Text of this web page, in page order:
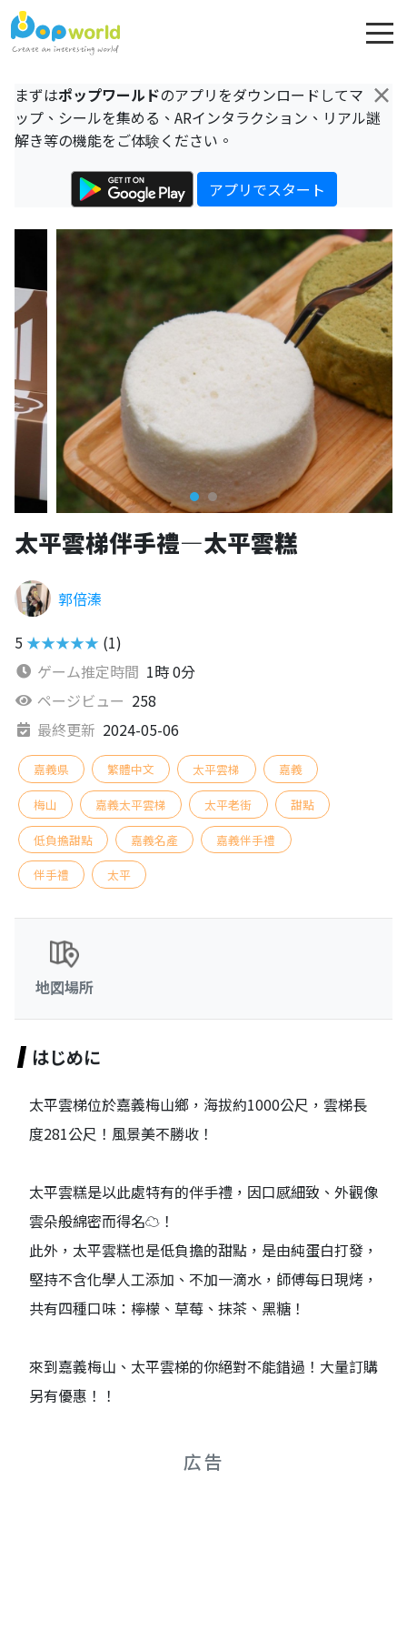
×
まずはポップワールドのアプリをダウンロードしてマ
ップ、シールを集める、ARインタラクション、リアル謎
解き等の機能をご体験ください。
アプリでスタート
太平雲梯伴手禮—太平雲糕
郭倍溱
5 ★★★★★ (1)
ゲーム推定時間 1時 0分
ページビュー 258
最終更新 2024-05-06
嘉義県 繁體中文 太平雲梯 嘉義
梅山 嘉義太平雲梯 太平老街 甜點
低負擔甜點 嘉義名產 嘉義伴手禮
伴手禮 太平
地図場所
はじめに
太平雲梯位於嘉義梅山鄉，海拔約1000公尺，雲梯長
度281公尺！風景美不勝收！
太平雲糕是以此處特有的伴手禮，因口感細致、外觀像
雲朵般綿密而得名☁️！
此外，太平雲糕也是低負擔的甜點，是由純蛋白打發，
堅持不含化學人工添加、不加一滴水，師傅每日現烤，
共有四種口味：檸檬、草莓、抹茶、黑糖！
來到嘉義梅山、太平雲梯的你絕對不能錯過！大量訂購
另有優惠！！
広告